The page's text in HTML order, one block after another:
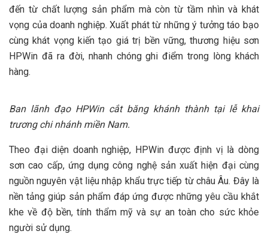
đến từ chất lượng sản phẩm mà còn từ tầm nhìn và khát
vọng của doanh nghiệp. Xuất phát từ những ý tưởng táo bạo
cùng khát vọng kiến tạo giá trị bền vững, thương hiệu sơn
HPWin đã ra đời, nhanh chóng ghi điểm trong lòng khách
hàng.
Ban lãnh đạo HPWin cắt băng khánh thành tại lễ khai
trương chi nhánh miền Nam.
Theo đại diện doanh nghiệp, HPWin được định vị là dòng
sơn cao cấp, ứng dụng công nghệ sản xuất hiện đại cùng
nguồn nguyên vật liệu nhập khẩu trực tiếp từ châu Âu. Đây là
nền tảng giúp sản phẩm đáp ứng được những yêu cầu khắt
khe về độ bền, tính thẩm mỹ và sự an toàn cho sức khỏe
người sử dụng.